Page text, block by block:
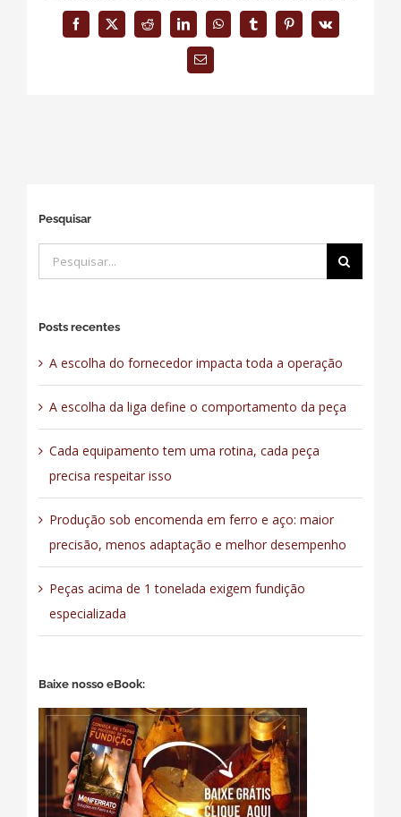
Facebook
X Reddit LinkedInWhatsAppTumblrPinterest
Vk
E-
mail
Pesquisar
Buscar
resultados
Posts recentes
A escolha do fornecedor impacta toda a operação
A escolha da liga define o comportamento da peça
Cada equipamento tem uma rotina, cada peça
precisa respeitar isso
Produção sob encomenda em ferro e aço: maior
precisão, menos adaptação e melhor desempenho
Peças acima de 1 tonelada exigem fundição
especializada
Baixe nosso eBook: